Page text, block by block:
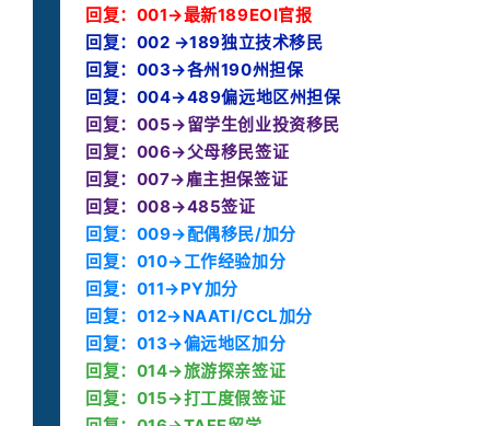
回复：001→最新189EOI官报
回复：002 →189独立技术移民
回复：003→各州190州担保
回复：004→489偏远地区州担保
回复：005→留学生创业投资移民
回复：006→父母移民签证
回复：007→雇主担保签证
回复：008→485签证
回复：009→配偶移民/加分
回复：010→工作经验加分
回复：011→PY加分
回复：012→NAATI/CCL加分
回复：013→偏远地区加分
回复：014→旅游探亲签证
回复：015→打工度假签证